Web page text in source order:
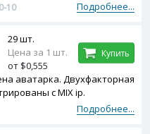
Подробнее...
0-10
аватарка. Двухфакторная
с MIX ip.
Подробнее...
29 шт.
Цена за 1 шт.
от $0,555
Купить